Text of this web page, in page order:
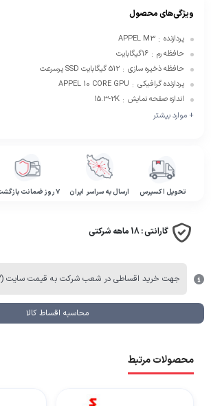
ویژگی‌های محصول
پردازنده :
APPEL M3
حافظه رم : 16گیگابایت
حافظه ذخیره سازی : 512 گیگابایت SSD پرسرعت
پردازنده گرافیکی :
APPEL 10 CORE GPU
اندازه صفحه نمایش :
15.3-2K
+ موارد بیشتر
تحویل اکسپرس ارسال به سراسر ایران ۷ روز ضمانت بازگشت
گارانتی :18 ماهه شرکتی
جهت خرید اقساطی در شعب شرکت به قیمت سایت (۳درصد) افزوده می گردد.
محاسبه اقساط کالا
محصولات مرتبط